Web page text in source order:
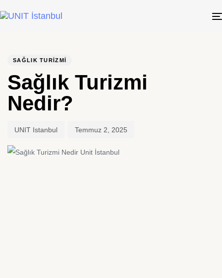
SAĞLIK TURIZMI
Sağlık Turizmi
Nedir?
UNIT Istanbul Temmuz 2, 2025